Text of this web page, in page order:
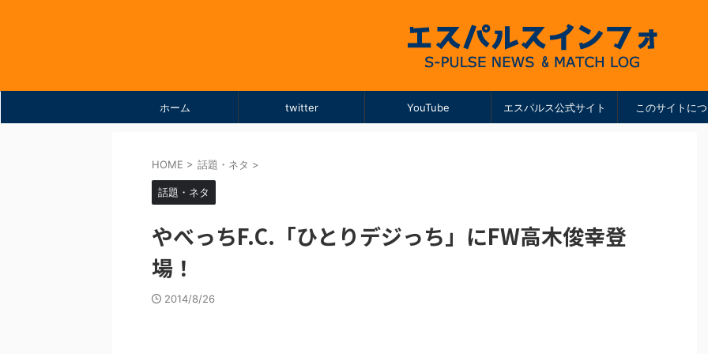
ホーム twitter YouTube エスパルス公式サイト このサイトに
HOME > 話題・ネタ >
話題・ネタ
やべっちF.C.「ひとりデジっち」にFW高木俊幸登
場！
2014/8/26